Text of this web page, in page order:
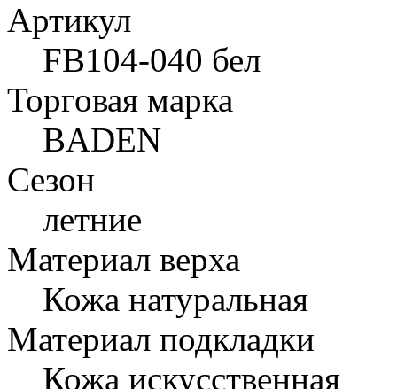
Артикул
FB104-040 бел
Торговая марка
BADEN
Сезон
летние
Материал верха
Кожа натуральная
Материал подкладки
Кожа искусственная